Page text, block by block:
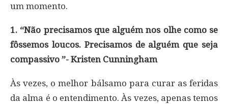
um momento.
1. “Não precisamos que alguém nos olhe como se
fôssemos loucos. Precisamos de alguém que seja
compassivo ”- Kristen Cunningham
Às vezes, o melhor bálsamo para curar as feridas
da alma é o entendimento. Às vezes, apenas temos